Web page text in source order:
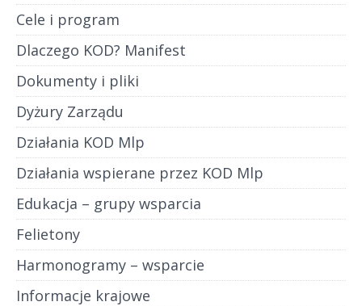
Cele i program
Dlaczego KOD? Manifest
Dokumenty i pliki
Dyżury Zarządu
Działania KOD Mlp
Działania wspierane przez KOD Mlp
Edukacja – grupy wsparcia
Felietony
Harmonogramy – wsparcie
Informacje krajowe